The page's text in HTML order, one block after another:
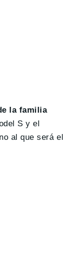
la familia
S y el
al que será el